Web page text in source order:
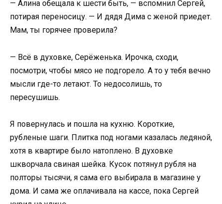
— Алина обещала к шести быть, — вспомнил Сергей,
потирая переносицу. — И дядя Дима с женой приедет.
Мам, ты горячее проверила?
— Всё в духовке, Серёженька. Ирочка, сходи,
посмотри, чтобы мясо не подгорело. А то у тебя вечно
мысли где-то летают. То недосолишь, то
пересушишь.
Я повернулась и пошла на кухню. Короткие,
рубленые шаги. Плитка под ногами казалась ледяной,
хотя в квартире было натоплено. В духовке
шкворчала свиная шейка. Кусок потянул рубля на
полторы тысячи, я сама его выбирала в магазине у
дома. И сама же оплачивала на кассе, пока Сергей